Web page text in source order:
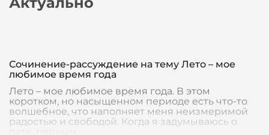
Сочинение-рассуждение на тему Лето – мое
любимое время года
Лето – мое любимое время года. В этом
коротком, но насыщенном периоде есть что-то
волшебное, что наполняет меня неизмеримой
радостью и свободой. Когда я задумываюсь о